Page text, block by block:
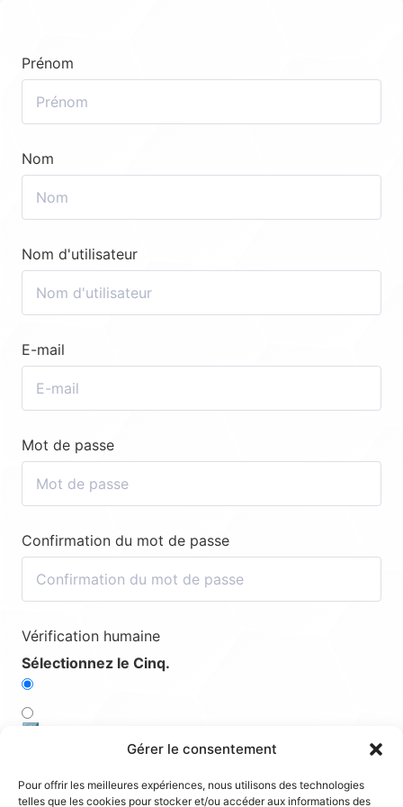
Gérer le consentement
Pour offrir les meilleures expériences, nous utilisons des technologies
telles que les cookies pour stocker et/ou accéder aux informations des
Prénom
Nom
Nom d'utilisateur
E-mail
Mot de passe
Confirmation du mot de passe
Vérification humaine
Sélectionnez le Cinq.
1️⃣